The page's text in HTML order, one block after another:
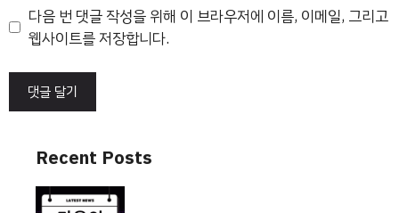
트
다음 번 댓글 작성을 위해 이 브라우저에 이름, 이메일, 그리고
웹사이트를 저장합니다.
Recent Posts